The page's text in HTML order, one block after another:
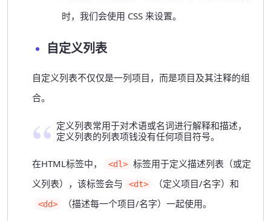
时，我们会使用 CSS 来设置。
自定义列表
自定义列表不仅仅是一列项目，而是项目及其注释的组
合。
定义列表常用于对术语或名词进行解释和描述，
定义列表的列表项钱没有任何项目符号。
在HTML标签中， <dl> 标签用于定义描述列表（或定
义列表），该标签会与
<dt> （定义项目/名字）和
<dd> （描述每一个项目/名字）一起使用。